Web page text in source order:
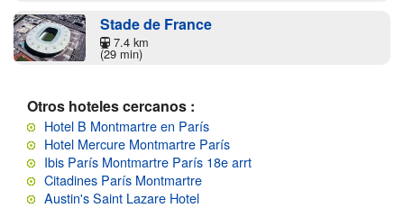
Stade de France
7.4 km
(29 min)
Otros hoteles cercanos :
Hotel B Montmartre en París
Hotel Mercure Montmartre París
Ibis París Montmartre París 18e arrt
Citadines París Montmartre
Austin's Saint Lazare Hotel